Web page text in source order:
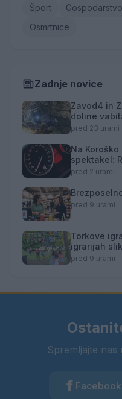
Šport
Gospodarstvo
Osmrtnice
Zadnje novice
Zavod4 in
doline
zijalke
pred 23 urami
Na
spektakel:
progah in
pred 2 urami
pred 9 urami
Torkove
igrarijah
pred 9 urami
Spremljajte
Facebook